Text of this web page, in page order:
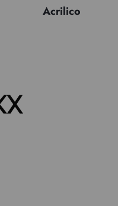
Acrilico